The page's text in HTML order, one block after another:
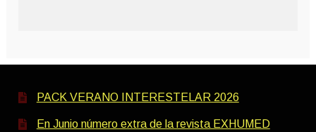
PACK VERANO INTERESTELAR 2026
En Junio número extra de la revista EXHUMED